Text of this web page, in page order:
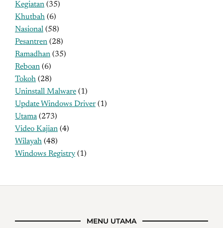
Kegiatan (35)
Khutbah (6)
Nasional (58)
Pesantren (28)
Ramadhan (35)
Reboan (6)
Tokoh (28)
Uninstall Malware (1)
Update Windows Driver (1)
Utama(273)
Video Kajian (4)
Wilayah (48)
Windows Registry (1)
MENU UTAMA